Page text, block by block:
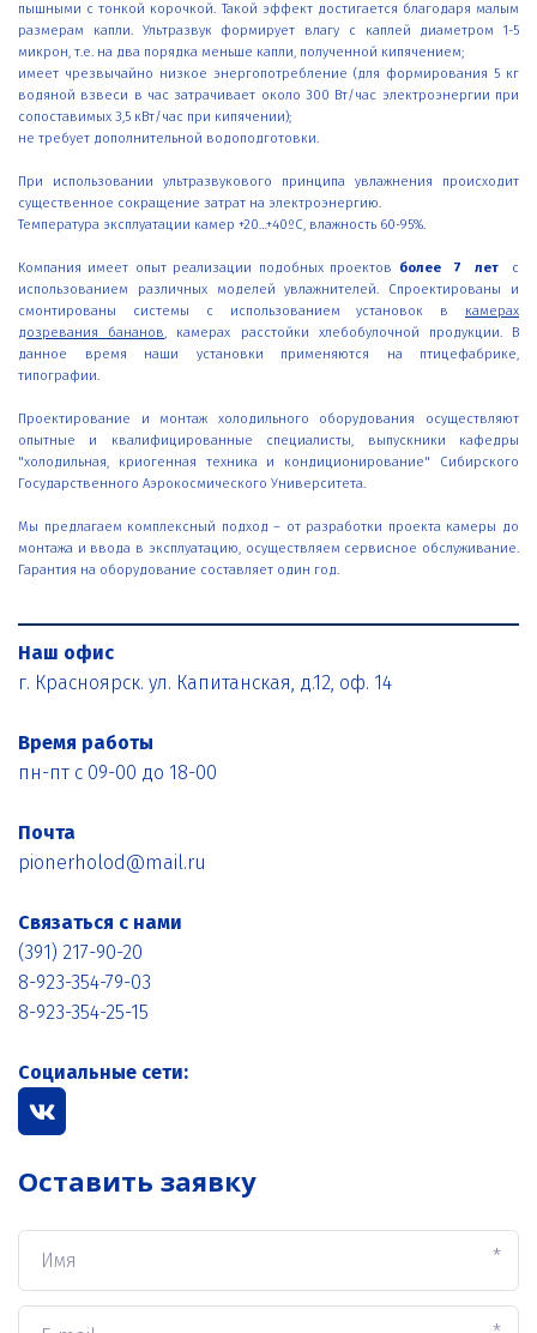
пышными с тонкой корочкой. Такой эффект достигается благодаря малым
размерам капли. Ультразвук формирует влагу с каплей диаметром 1-5
микрон, т.е. на два порядка меньше капли, полученной кипячением;
имеет чрезвычайно низкое энергопотребление (для формирования 5 кг
водяной взвеси в час затрачивает около 300 Вт/час электроэнергии при
сопоставимых 3,5 кВт/час при кипячении);
не требует дополнительной водоподготовки.
При использовании ультразвукового принципа увлажнения происходит
существенное сокращение затрат на электроэнергию.
Температура эксплуатации камер +20…+40ºС, влажность 60-95%.
Компания имеет опыт реализации подобных проектов более 7 лет
с
использованием различных моделей увлажнителей. Спроектированы и
смонтированы системы с использованием установок в камерах
дозревания бананов, камерах расстойки хлебобулочной продукции. В
данное время наши установки применяются на птицефабрике,
типографии.
Проектирование и монтаж холодильного оборудования осуществляют
опытные и квалифицированные специалисты, выпускники кафедры
"холодильная, криогенная техника и кондиционирование" Сибирского
Государственного Аэрокосмического Университета.
Мы предлагаем комплексный подход – от разработки проекта камеры до
монтажа и ввода в эксплуатацию, осуществляем сервисное обслуживание.
Гарантия на оборудование составляет один год.
Наш офис
г. Красноярск. ул. Капитанская, д.12, оф. 14
Время работы
пн-пт с 09-00 до 18-00
Почта
pionerholod@mail.ru
Связаться с нами
(391) 217-90-20
8-923-354-79-03
8-923-354-25-15
Социальные сети:
Оставить заявку
*